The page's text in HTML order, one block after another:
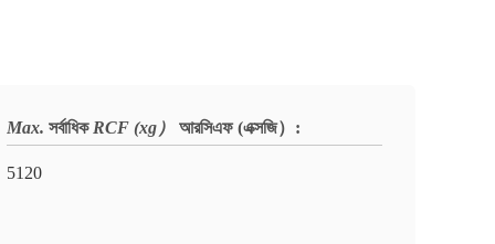
Max. সর্বাধিক RCF (xg） আরসিএফ (এক্সজি） :
5120